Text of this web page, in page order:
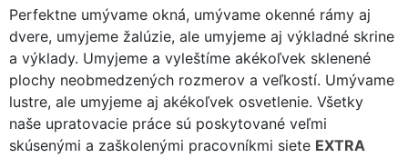
Perfektne umývame okná, umývame okenné rámy aj
dvere, umyjeme žalúzie, ale umyjeme aj výkladné skrine
a výklady. Umyjeme a vyleštíme akékoľvek sklenené
plochy neobmedzených rozmerov a veľkostí. Umývame
lustre, ale umyjeme aj akékoľvek osvetlenie. Všetky
naše upratovacie práce sú poskytované veľmi
skúsenými a zaškolenými pracovníkmi siete EXTRA